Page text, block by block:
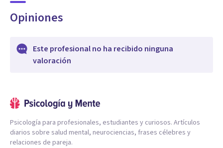
Opiniones
Este profesional no ha recibido ninguna
valoración
Psicología para profesionales, estudiantes y curiosos. Artículos
diarios sobre salud mental, neurociencias, frases célebres y
relaciones de pareja.